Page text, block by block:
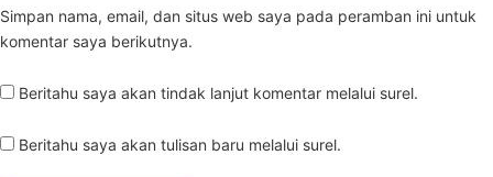
Simpan nama, email, dan situs web saya pada peramban ini untuk
komentar saya berikutnya.
Beritahu saya akan tindak lanjut komentar melalui surel.
Beritahu saya akan tulisan baru melalui surel.